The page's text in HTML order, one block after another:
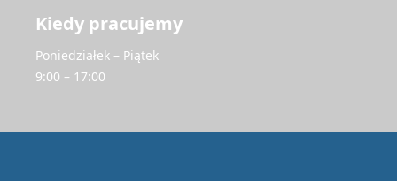
Kiedy pracujemy
Poniedziałek – Piątek
9:00 – 17:00